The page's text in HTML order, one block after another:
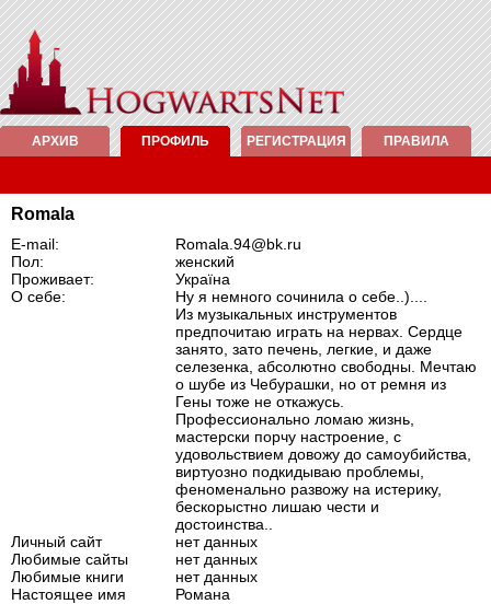
АРХИВ ПРОФИЛЬ РЕГИСТРАЦИЯ ПРАВИЛА
Romala
E-mail:
Romala.94@bk.ru
Пол:
женский
Проживает:
Україна
О себе:
Ну я немного сочинила о себе..)....
Из музыкальных инструментов
предпочитаю играть на нервах. Cердце
занято, зато печень, легкие, и даже
селезенка, абсолютно свободны. Мечтаю
о шубе из Чебурашки, но от ремня из
Гены тоже не откажусь.
Профессионально ломаю жизнь,
мастерски порчу настроение, с
удовольствием довожу до самоубийства,
виртуозно подкидываю проблемы,
феноменально развожу на истерику,
бескорыстно лишаю чести и
достоинства..
Личный сайт
нет данных
Любимые сайты
нет данных
Любимые книги
нет данных
Настоящее имя
Романа